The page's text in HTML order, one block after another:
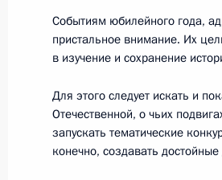
Утверждён
и правам
2 декабря
Событиям юбилейного года,
пристальное внимание. Их
в изучение и сохранение
Для этого следует искать и
Отечественной, о чьих
запускать тематические
конечно, создавать